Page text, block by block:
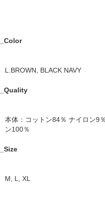
_Color
L.BROWN, BLACK NAVY
_Quality
本体：コットン84％ ナイロン9
ン100％
_Size
M, L, XL